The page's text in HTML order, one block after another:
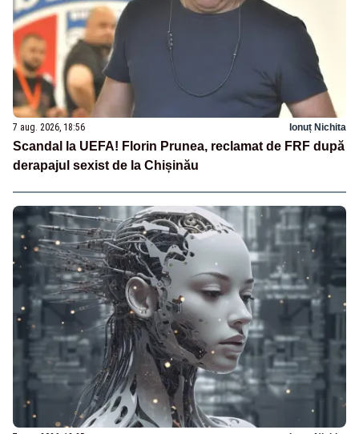
7 aug. 2026, 18:56 Ionuț Nichita
Scandal la UEFA! Florin Prunea, reclamat de FRF după
derapajul sexist de la Chișinău